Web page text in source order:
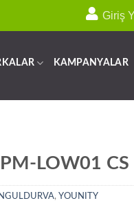
Giriş
KAMPANYALAR
LOW01 CS
, YOUNITY